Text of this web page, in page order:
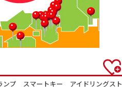
プ スマートキー アイドリングスト